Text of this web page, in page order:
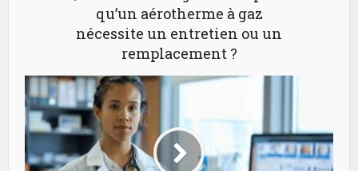
qu’un aérotherme à gaz
nécessite un entretien ou un
remplacement ?